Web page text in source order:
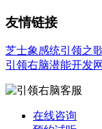
友情链接
芝士象感统引领之
引领右脑潜能开发网
在线咨询